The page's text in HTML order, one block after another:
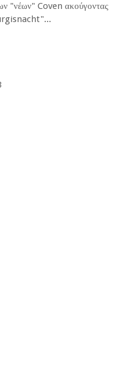
"νέων" Coven ακούγοντας